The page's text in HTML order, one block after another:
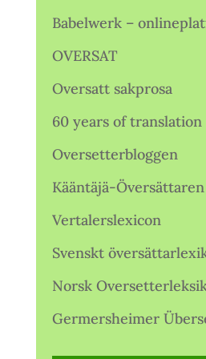
Babelwerk –
OVERSAT
Oversatt sakprosa
60 years of translation
Oversetterbloggen
Kääntäjä-Översättaren
Vertalerslexicon
Svenskt
Norsk
Germersheimer